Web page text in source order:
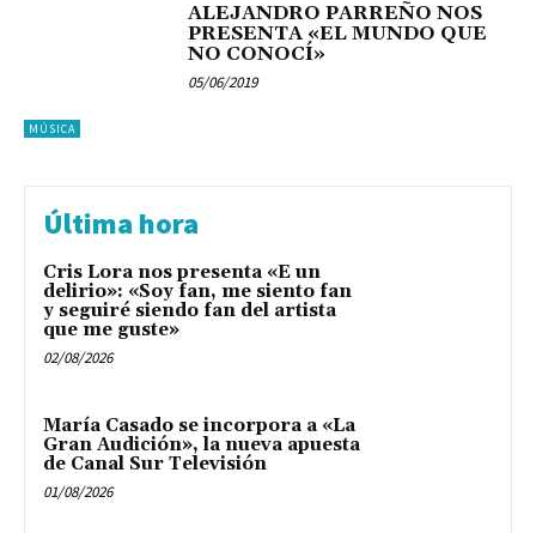
MÚSICA
ALEJANDRO PARREÑO NOS
PRESENTA «EL MUNDO QUE
NO CONOCÍ»
05/06/2019
Última hora
Cris Lora nos presenta «E un
delirio»: «Soy fan, me siento fan
y seguiré siendo fan del artista
que me guste»
02/08/2026
María Casado se incorpora a «La
Gran Audición», la nueva apuesta
de Canal Sur Televisión
01/08/2026